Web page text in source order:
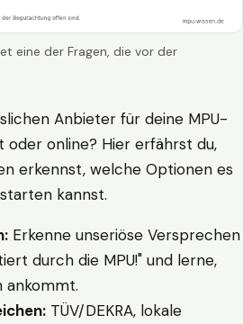
eine der Fragen, die vor der
Anbieter für deine MPU-
online? Hier erfährst du,
erkennst, welche Optionen es
kannst.
Erkenne unseriöse Versprechen
durch die MPU!" und lerne,
ankommt.
TÜV/DEKRA, lokale